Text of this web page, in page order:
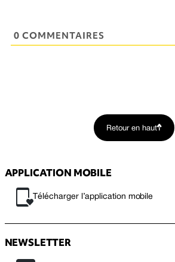
0 COMMENTAIRES
Retour en haut
APPLICATION MOBILE
Télécharger l’application mobile
NEWSLETTER